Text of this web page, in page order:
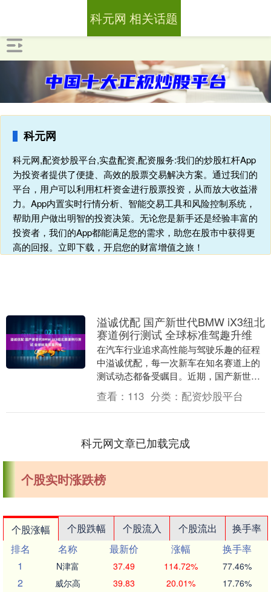
科元网
科元网,配资炒股平台,实盘配资,配资服务:我们的炒股杠杆App
为投资者提供了便捷、高效的股票交易解决方案。通过我们的
平台，用户可以利用杠杆资金进行股票投资，从而放大收益潜
力。App内置实时行情分析、智能交易工具和风险控制系统，
帮助用户做出明智的投资决策。无论您是新手还是经验丰富的
投资者，我们的App都能满足您的需求，助您在股市中获得更
高的回报。立即下载，开启您的财富增值之旅！
科元网 相关话题
溢诚优配 国产新世代BMW iX3纽北
赛道例行测试 全球标准驾趣升维
在汽车行业追求高性能与驾驶乐趣的征程
中溢诚优配，每一次新车在知名赛道上的
测试动态都备受瞩目。近期，国产新世代
BMW iX3正在进行纽北赛道例行测试的消
息引发广泛....
查看： 113 分类： 配资炒股平台
科元网文章已加载完成
个股实时涨跌榜
个股涨幅 个股跌幅 个股流入 个股流出
换手率
排名
名称 最新价 涨幅
换手率
1
N津富 37.49 114.72% 77.46%
2 威尔高 39.83 20.01% 17.76%